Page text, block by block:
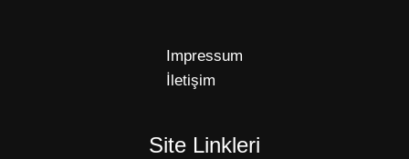
Impressum
İletişim
Site Linkleri